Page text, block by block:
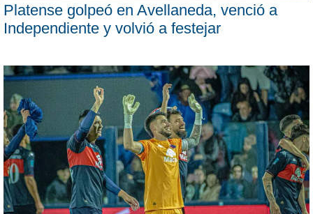
Platense golpeó en Avellaneda, venció a
Independiente y volvió a festejar